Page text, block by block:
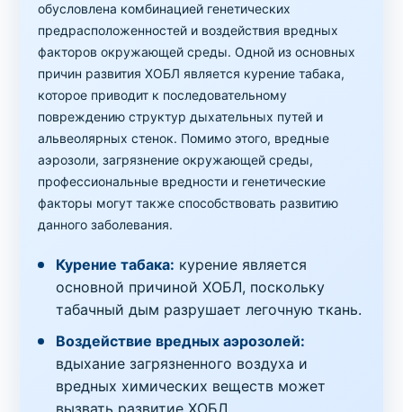
обусловлена комбинацией генетических
предрасположенностей и воздействия вредных
факторов окружающей среды. Одной из основных
причин развития ХОБЛ является курение табака,
которое приводит к последовательному
повреждению структур дыхательных путей и
альвеолярных стенок. Помимо этого, вредные
аэрозоли, загрязнение окружающей среды,
профессиональные вредности и генетические
факторы могут также способствовать развитию
данного заболевания.
Курение табака: курение является
основной причиной ХОБЛ, поскольку
табачный дым разрушает легочную ткань.
Воздействие вредных аэрозолей:
вдыхание загрязненного воздуха и
вредных химических веществ может